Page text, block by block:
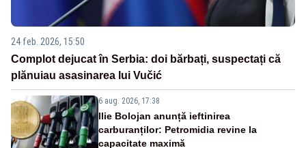
24 feb. 2026, 15:50
Complot dejucat în Serbia: doi bărbați, suspectați că
plănuiau asasinarea lui Vučić
6 aug. 2026, 17:38
Ilie Bolojan anunță ieftinirea
carburanților: Petromidia revine la
capacitate maximă